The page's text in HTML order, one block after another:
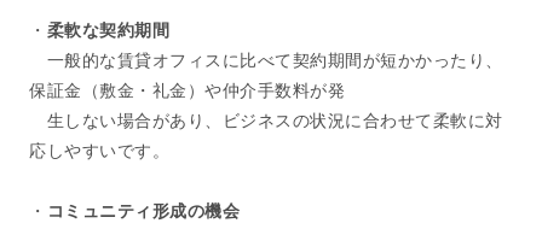
・ 柔軟な契約期間
一般的な賃貸オフィスに比べて契約期間が短かかったり、
保証金（敷金・礼金）や仲介手数料が発
生しない場合があり、ビジネスの状況に合わせて柔軟に対
応しやすいです。
・ コミュニティ形成の機会